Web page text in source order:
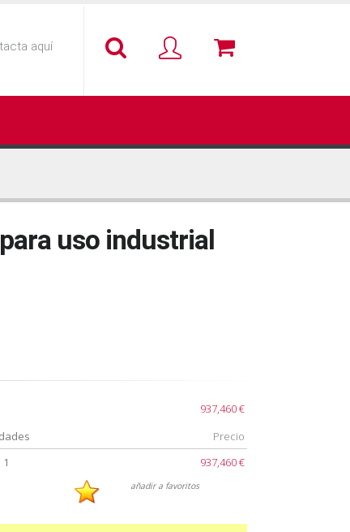
aquí
uso industrial
937,460 €
Precio
1
937,460 €
añadir a favoritos